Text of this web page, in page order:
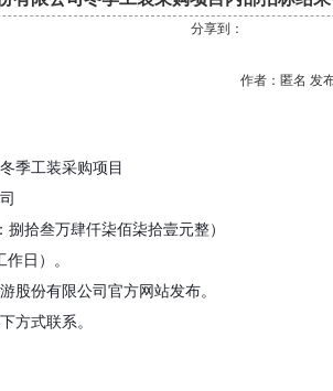
作者：匿名 发
季工装采购项目
拾叁万肆仟柒佰柒拾壹元整）
日）。
股份有限公司官方网站发布。
方式联系。
分享到：